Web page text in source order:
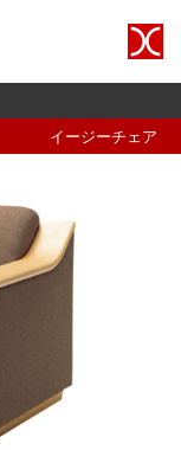
イージーチェア